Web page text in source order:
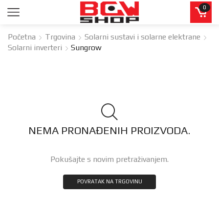
0
Početna Trgovina
Solarni sustavi i solarne elektrane
Solarni inverteri
Sungrow
NEMA PRONAĐENIH PROIZVODA.
Pokušajte s novim pretraživanjem.
POVRATAK NA TRGOVINU